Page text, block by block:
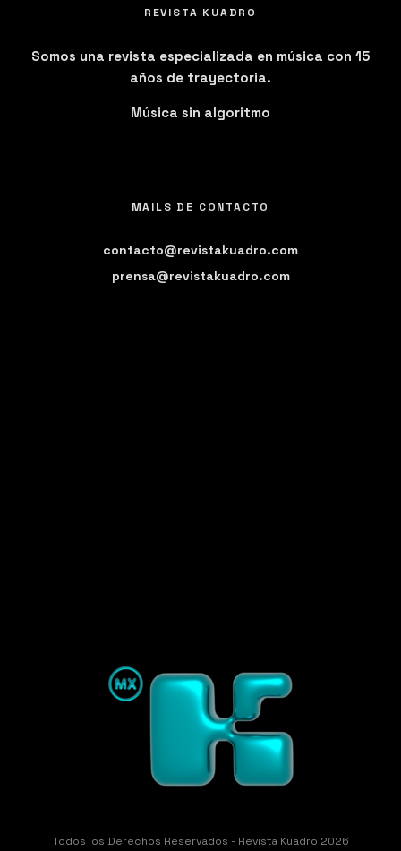
REVISTA KUADRO
Somos una revista especializada en música con 15
años de trayectoria.
Música sin algoritmo
MAILS DE CONTACTO
contacto@revistakuadro.com
prensa@revistakuadro.com
Todos los Derechos Reservados - Revista Kuadro 2026